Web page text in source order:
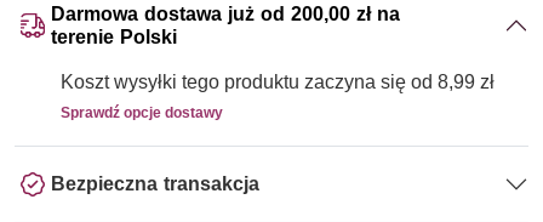
Darmowa dostawa już od 200,00 zł na
terenie Polski
Koszt wysyłki tego produktu zaczyna się od 8,99 zł
Sprawdź opcje dostawy
Bezpieczna transakcja